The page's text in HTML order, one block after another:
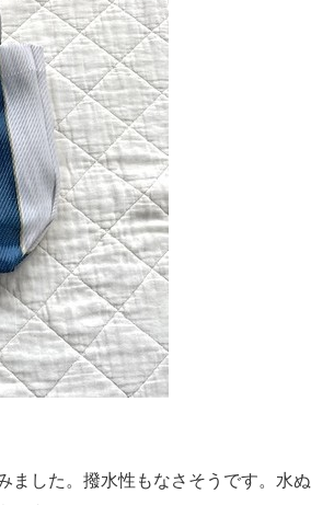
した。撥水性もなさそうです。水ぬ